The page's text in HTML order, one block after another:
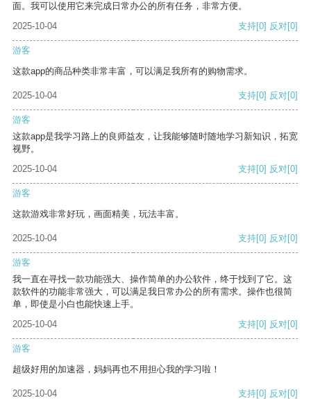
面。我可以使用它来完成日常办公的所有任务，非常方便。
2025-10-04
支持[0] 反对[0]
游客
这款app的商品种类非常丰富，可以满足我所有的购物需求。
2025-10-04 支持[0] 反对[0]
游客
这款app是我学习路上的良师益友，让我能够随时随地学习新知识，拓宽
视野。
2025-10-04
支持[0] 反对[0]
游客
这款游戏非常好玩，画面精美，玩法丰富。
2025-10-04 支持[0] 反对[0]
游客
我一直在寻找一款功能强大、操作简单的办公软件，终于找到了它。这
款软件的功能非常强大，可以满足我日常办公的所有需求。操作也很简
单，即使是小白也能快速上手。
2025-10-04
支持[0] 反对[0]
游客
超级好用的加速器，妈妈再也不用担心我的学习啦！
2025-10-04 支持[0] 反对[0]